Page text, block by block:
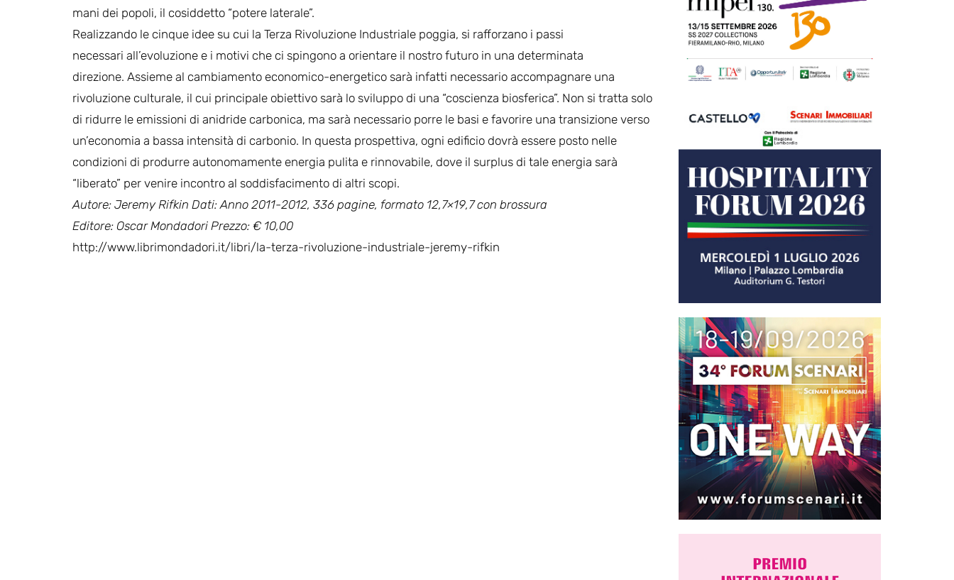
mani dei popoli, il cosiddetto “potere laterale”.
Realizzando le cinque idee su cui la Terza Rivoluzione Industriale poggia, si rafforzano i passi
necessari all’evoluzione e i motivi che ci spingono a orientare il nostro futuro in una determinata
direzione. Assieme al cambiamento economico-energetico sarà infatti necessario accompagnare una
rivoluzione culturale, il cui principale obiettivo sarà lo sviluppo di una “coscienza biosferica”. Non si tratta solo
di ridurre le emissioni di anidride carbonica, ma sarà necessario porre le basi e favorire una transizione verso
un’economia a bassa intensità di carbonio. In questa prospettiva, ogni edificio dovrà essere posto nelle
condizioni di produrre autonomamente energia pulita e rinnovabile, dove il surplus di tale energia sarà
“liberato” per venire incontro al soddisfacimento di altri scopi.
Autore: Jeremy Rifkin Dati: Anno 2011-2012, 336 pagine, formato 12,7×19,7 con brossura
Editore: Oscar Mondadori Prezzo: € 10,00
http://www.librimondadori.it/libri/la-terza-rivoluzione-industriale-jeremy-rifkin